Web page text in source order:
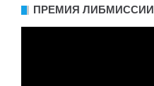
ПРЕМИЯ ЛИБМИССИИ